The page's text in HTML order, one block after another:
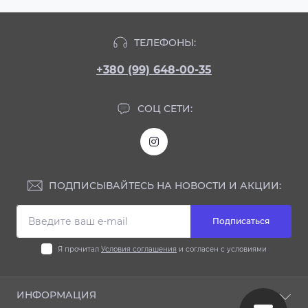
ТЕЛЕФОНЫ:
+380 (99) 648-00-35
СОЦ СЕТИ:
ПОДПИСЫВАЙТЕСЬ НА НОВОСТИ И АКЦИИ:
Подписаться
Я прочитал Условия соглашения и согласен с условиями
ИНФОРМАЦИЯ